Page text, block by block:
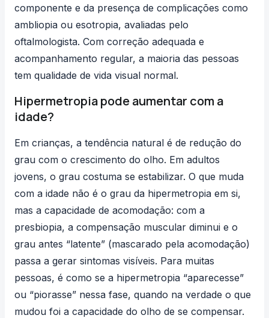
componente e da presença de complicações como
ambliopia ou esotropia, avaliadas pelo
oftalmologista. Com correção adequada e
acompanhamento regular, a maioria das pessoas
tem qualidade de vida visual normal.
Hipermetropia pode aumentar com a
idade?
Em crianças, a tendência natural é de redução do
grau com o crescimento do olho. Em adultos
jovens, o grau costuma se estabilizar. O que muda
com a idade não é o grau da hipermetropia em si,
mas a capacidade de acomodação: com a
presbiopia, a compensação muscular diminui e o
grau antes “latente” (mascarado pela acomodação)
passa a gerar sintomas visíveis. Para muitas
pessoas, é como se a hipermetropia “aparecesse”
ou “piorasse” nessa fase, quando na verdade o que
mudou foi a capacidade do olho de se compensar.